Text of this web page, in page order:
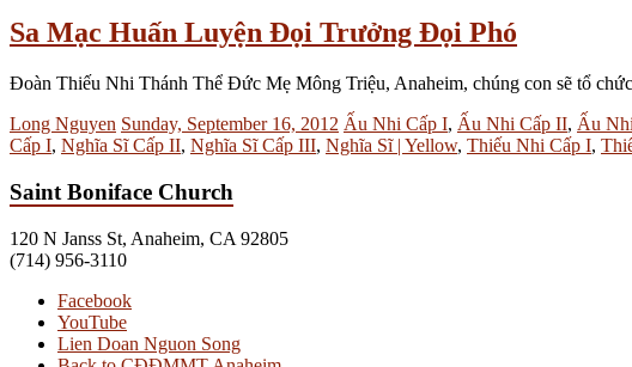
Sa Mạc Huấn Luyện Đọi Trưởng Đọi Phó
Ðoàn Thiếu Nhi Thánh Thể Ðức Mẹ Mông Triệu, Anaheim, chúng con sẽ tổ
Long Nguyen Sunday, September 16, 2012 Ấu Nhi Cấp I, Ấu Nhi Cấp II, Ấu
Cấp I, Nghĩa Sĩ Cấp II, Nghĩa Sĩ Cấp III, Nghĩa Sĩ | Yellow, Thiếu Nhi Cấp I,
Saint Boniface Church
120 N Janss St, Anaheim, CA 92805
(714) 956-3110
Facebook
YouTube
Lien Doan Nguon Song